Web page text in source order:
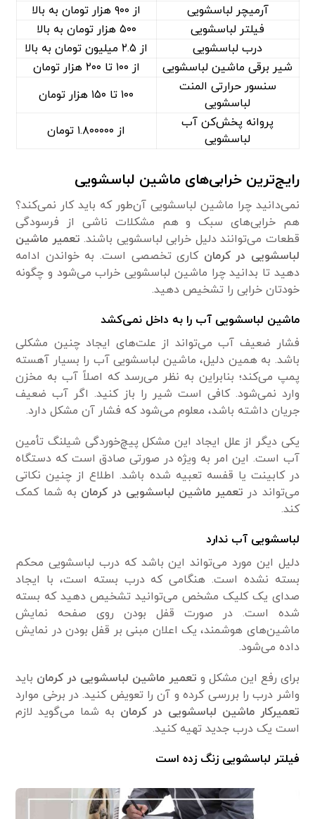
آرمیچر لباسشویی
از ۹۰۰ هزار تومان به بالا
فیلتر لباسشویی
۵۰۰ هزار تومان به بالا
درب لباسشویی
از ۲.۵ میلیون تومان به بالا
شیر برقی ماشین لباسشویی
از ۱۰۰ تا ۲۰۰ هزار تومان
سنسور حرارتی المنت
لباسشویی
۱۰۰ تا ۱۵۰ هزار تومان
پروانه پخش‌کن آب
لباسشویی
از ۱.۸۰۰۰۰۰ تومان
رایج‌ترین خرابی‌های ماشین لباسشویی
نمی‌دانید چرا ماشین لباسشویی آن‌طور که باید کار نمی‌کند؟
هم خرابی‌های سبک و هم مشکلات ناشی از فرسودگی
قطعات می‌توانند دلیل خرابی لباسشویی باشند. تعمیر ماشین
لباسشویی در کرمان کاری تخصصی است. به خواندن ادامه
دهید تا بدانید چرا ماشین لباسشویی خراب می‌شود و چگونه
خودتان خرابی را تشخیص دهید.
ماشین لباسشویی آب را به داخل نمی‌کشد
فشار ضعیف آب می‌تواند از علت‌های ایجاد چنین مشکلی
باشد. به همین دلیل، ماشین لباسشویی آب را بسیار آهسته
پمپ می‌کند؛ بنابراین به نظر می‌رسد که اصلاً آب به مخزن
وارد نمی‌شود. کافی است شیر را باز کنید. اگر آب ضعیف
جریان داشته باشد، معلوم می‌شود که فشار آن مشکل دارد.
یکی دیگر از علل ایجاد این مشکل پیچ‌خوردگی شیلنگ تأمین
آب است. این امر به ویژه در صورتی صادق است که دستگاه
در کابینت یا قفسه تعبیه شده باشد. اطلاع از چنین نکاتی
می‌تواند در تعمیر ماشین لباسشویی در کرمان به شما کمک
کند.
لباسشویی آب ندارد
دلیل این مورد می‌تواند این باشد که درب لباسشویی محکم
بسته نشده است. هنگامی که درب بسته است، با ایجاد
صدای یک کلیک مشخص می‌توانید تشخیص دهید که بسته
شده است. در صورت قفل بودن روی صفحه نمایش
ماشین‌های هوشمند، یک اعلان مبنی بر قفل بودن در نمایش
داده می‌شود.
برای رفع این مشکل و تعمیر ماشین لباسشویی در کرمان باید
واشر درب را بررسی کرده و آن را تعویض کنید. در برخی موارد
تعمیرکار ماشین لباسشویی در کرمان به شما می‌گوید لازم
است یک درب جدید تهیه کنید.
فیلتر لباسشویی زنگ زده است